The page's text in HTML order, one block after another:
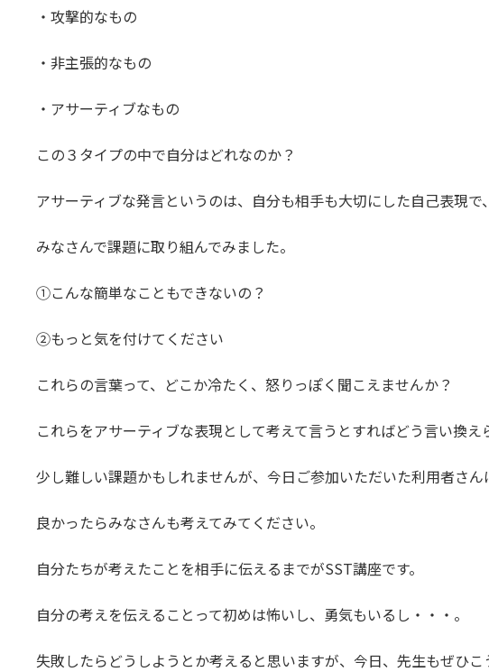
・攻撃的なもの
・非主張的なもの
・アサーティブなもの
この３タイプの中で自分はどれなのか？
アサーティブな発言というのは、自分も相手も大切にした自己表現
みなさんで課題に取り組んでみました。
①こんな簡単なこともできないの？
②もっと気を付けてください
これらの言葉って、どこか冷たく、怒りっぽく聞こえませんか？
これらをアサーティブな表現として考えて言うとすればどう言い換え
少し難しい課題かもしれませんが、今日ご参加いただいた利用者さん
良かったらみなさんも考えてみてください。
自分たちが考えたことを相手に伝えるまでがSST講座です。
自分の考えを伝えることって初めは怖いし、勇気もいるし・・・。
失敗したらどうしようとか考えると思いますが、今日、先生もぜひ